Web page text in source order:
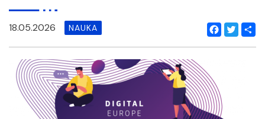
Facebook
Twitter
18.05.2026 NAUKA